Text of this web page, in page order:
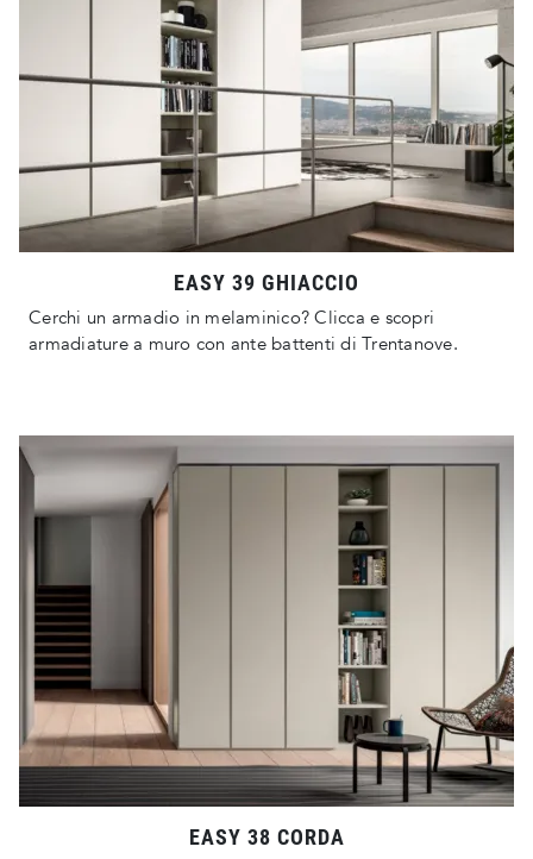
EASY 39 GHIACCIO
Cerchi un armadio in melaminico? Clicca e scopri
armadiature a muro con ante battenti di Trentanove.
EASY 38 CORDA